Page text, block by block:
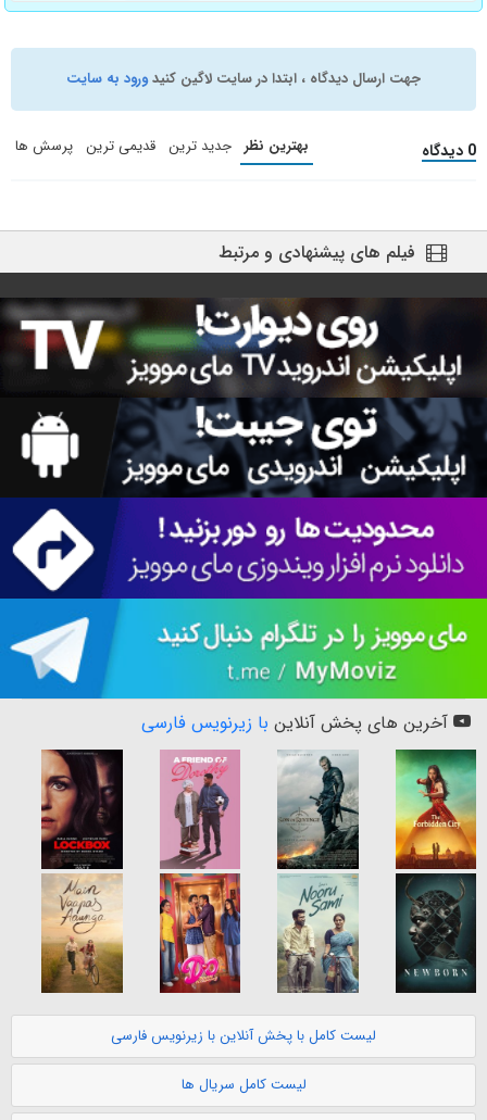
جهت ارسال دیدگاه ، ابتدا در سایت لاگین کنیدورود به سایت
0 دیدگاه بهترین نظر جدید ترین قدیمی ترین پرسش ها
فیلم های پیشنهادی و مرتبط
آخرین های پخش آنلاین با زیرنویس فارسی
لیست کامل با پخش آنلاین با زیرنویس فارسی
لیست کامل سریال ها